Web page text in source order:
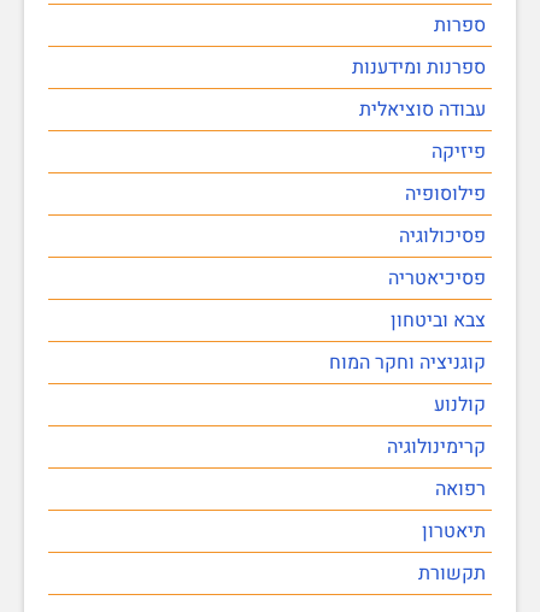
ספרות
ספרנות ומידענות
עבודה סוציאלית
פיזיקה
פילוסופיה
פסיכולוגיה
פסיכיאטריה
צבא וביטחון
קוגניציה וחקר המוח
קולנוע
קרימינולוגיה
רפואה
תיאטרון
תקשורת